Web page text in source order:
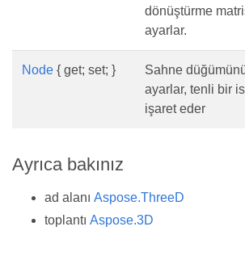
dönüştürme
ayarlar.
Node { get; set; }
Sahne
ayarlar, tenli bir
işaret eder
Ayrıca bakınız
ad alanı Aspose.ThreeD
toplantı Aspose.3D